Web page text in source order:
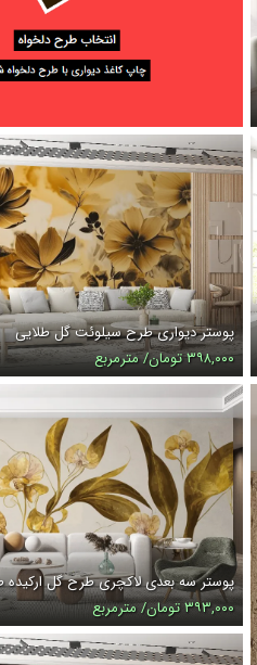
پوستر دیواری طرح سیلوئت گل طلایی
۳۹۸,۰۰۰ تومان/ مترمربع
پوستر سه بعدی لاکچری طرح گل ارکیده
۳۹۳,۰۰۰ تومان/ مترمربع